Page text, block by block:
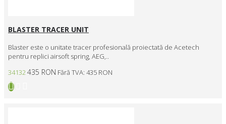
BLASTER TRACER UNIT
Blaster este o unitate tracer profesională proiectată de Acetech
pentru replici airsoft spring, AEG,..
34132435 RON Fără TVA: 435 RON